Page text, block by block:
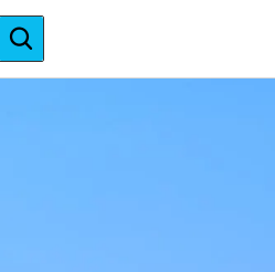
Expertise